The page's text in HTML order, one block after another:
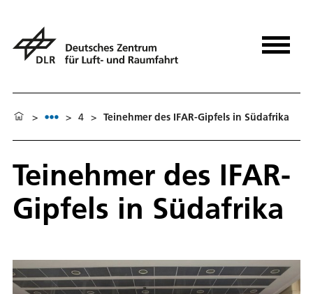
> > 4 > Teinehmer des IFAR-Gipfels in Südafrika
Teinehmer des IFAR-
Gipfels in Südafrika